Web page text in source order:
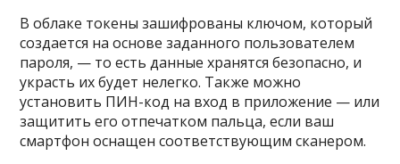
В облаке токены зашифрованы ключом, который
создается на основе заданного пользователем
пароля, — то есть данные хранятся безопасно, и
украсть их будет нелегко. Также можно
установить ПИН-код на вход в приложение — или
защитить его отпечатком пальца, если ваш
смартфон оснащен соответствующим сканером.